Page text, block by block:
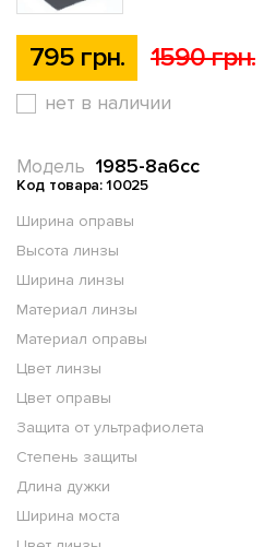
795 грн. 1590 грн.
нет в наличии
1985-8a6cc
Модель
Код товара: 10025
Ширина оправы
Высота линзы
Ширина линзы
Материал линзы
Материал оправы
Цвет линзы
Цвет оправы
Защита от ультрафиолета
Степень защиты
Длина дужки
Ширина моста